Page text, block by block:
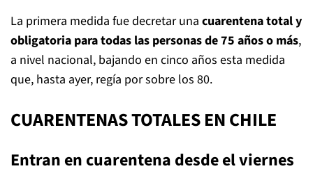
La primera medida fue decretar una cuarentena total y
obligatoria para todas las personas de 75 años o más,
a nivel nacional, bajando en cinco años esta medida
que, hasta ayer, regía por sobre los 80.
CUARENTENAS TOTALES EN CHILE
Entran en cuarentena desde el viernes